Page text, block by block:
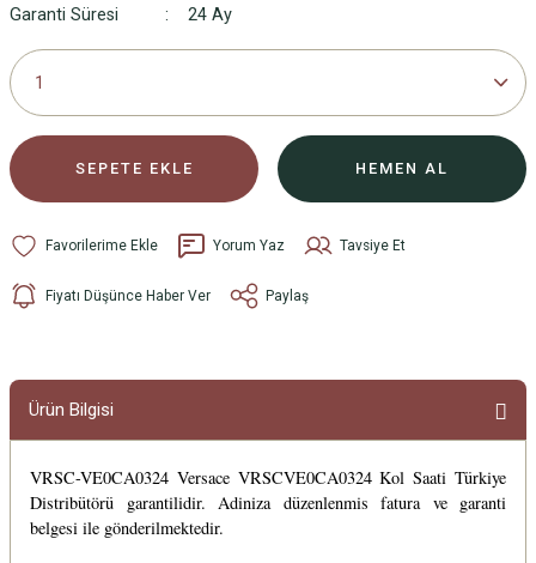
Garanti Süresi
24 Ay
SEPETE EKLE HEMEN AL
Yorum Yaz Tavsiye Et
Fiyatı Düşünce Haber Ver Paylaş
Ürün Bilgisi
VRSC-VE0CA0324 Versace VRSCVE0CA0324 Kol Saati Türkiye
Distribütörü garantilidir. Adiniza düzenlenmis fatura ve garanti
belgesi ile gönderilmektedir.